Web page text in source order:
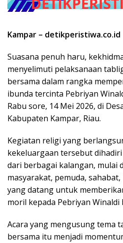
Kampar – detikperistiwa.co.id
Suasana penuh haru,
menyelimuti pelaksanaan
bersama dalam rangka
ibunda tercinta Pebriyan
Rabu sore, 14 Mei 2026, di
Kabupaten Kampar, Riau.
Kegiatan religi yang
kekeluargaan tersebut
dari berbagai kalangan, mulai
masyarakat, pemuda,
yang datang untuk
moril kepada Pebriyan
Acara yang mengusung tema
bersama itu menjadi